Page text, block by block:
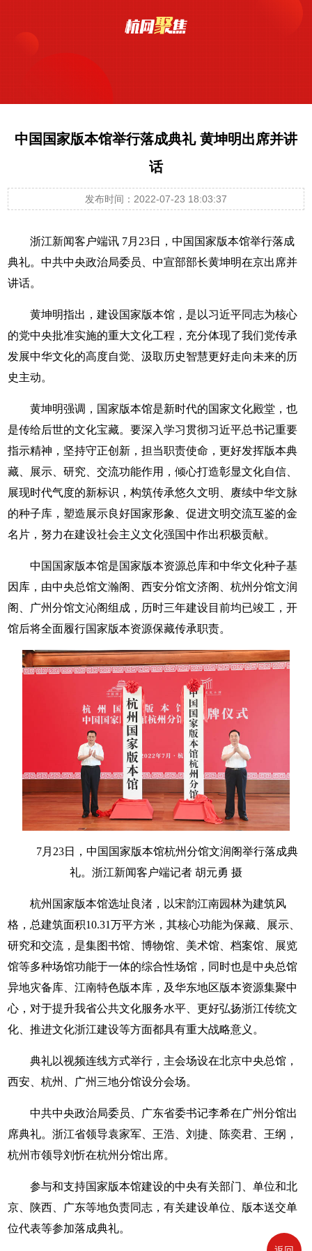
中国国家版本馆举行落成典礼 黄坤明出席并讲
话
发布时间：2022-07-23 18:03:37
浙江新闻客户端讯 7月23日，中国国家版本馆举行落成
典礼。中共中央政治局委员、中宣部部长黄坤明在京出席并
讲话。
黄坤明指出，建设国家版本馆，是以习近平同志为核心
的党中央批准实施的重大文化工程，充分体现了我们党传承
发展中华文化的高度自觉、汲取历史智慧更好走向未来的历
史主动。
黄坤明强调，国家版本馆是新时代的国家文化殿堂，也
是传给后世的文化宝藏。要深入学习贯彻习近平总书记重要
指示精神，坚持守正创新，担当职责使命，更好发挥版本典
藏、展示、研究、交流功能作用，倾心打造彰显文化自信、
展现时代气度的新标识，构筑传承悠久文明、赓续中华文脉
的种子库，塑造展示良好国家形象、促进文明交流互鉴的金
名片，努力在建设社会主义文化强国中作出积极贡献。
中国国家版本馆是国家版本资源总库和中华文化种子基
因库，由中央总馆文瀚阁、西安分馆文济阁、杭州分馆文润
阁、广州分馆文沁阁组成，历时三年建设目前均已竣工，开
馆后将全面履行国家版本资源保藏传承职责。
7月23日，中国国家版本馆杭州分馆文润阁举行落成典
礼。浙江新闻客户端记者 胡元勇 摄
杭州国家版本馆选址良渚，以宋韵江南园林为建筑风
格，总建筑面积10.31万平方米，其核心功能为保藏、展示、
研究和交流，是集图书馆、博物馆、美术馆、档案馆、展览
馆等多种场馆功能于一体的综合性场馆，同时也是中央总馆
异地灾备库、江南特色版本库，及华东地区版本资源集聚中
心，对于提升我省公共文化服务水平、更好弘扬浙江传统文
化、推进文化浙江建设等方面都具有重大战略意义。
典礼以视频连线方式举行，主会场设在北京中央总馆，
西安、杭州、广州三地分馆设分会场。
中共中央政治局委员、广东省委书记李希在广州分馆出
席典礼。浙江省领导袁家军、王浩、刘捷、陈奕君、王纲，
杭州市领导刘忻在杭州分馆出席。
参与和支持国家版本馆建设的中央有关部门、单位和北
京、陕西、广东等地负责同志，有关建设单位、版本送交单
位代表等参加落成典礼。